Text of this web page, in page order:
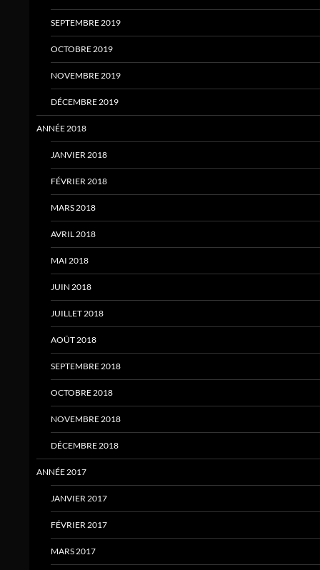
SEPTEMBRE 2019
OCTOBRE 2019
NOVEMBRE 2019
DÉCEMBRE 2019
ANNÉE 2018
JANVIER 2018
FÉVRIER 2018
MARS 2018
AVRIL 2018
MAI 2018
JUIN 2018
JUILLET 2018
AOÛT 2018
SEPTEMBRE 2018
OCTOBRE 2018
NOVEMBRE 2018
DÉCEMBRE 2018
ANNÉE 2017
JANVIER 2017
FÉVRIER 2017
MARS 2017